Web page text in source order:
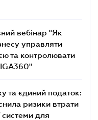
вебінар "Як
управляти
та контролювати
та єдиний податок:
ризики втрати
для